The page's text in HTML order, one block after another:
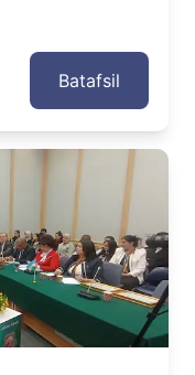
Batafsil